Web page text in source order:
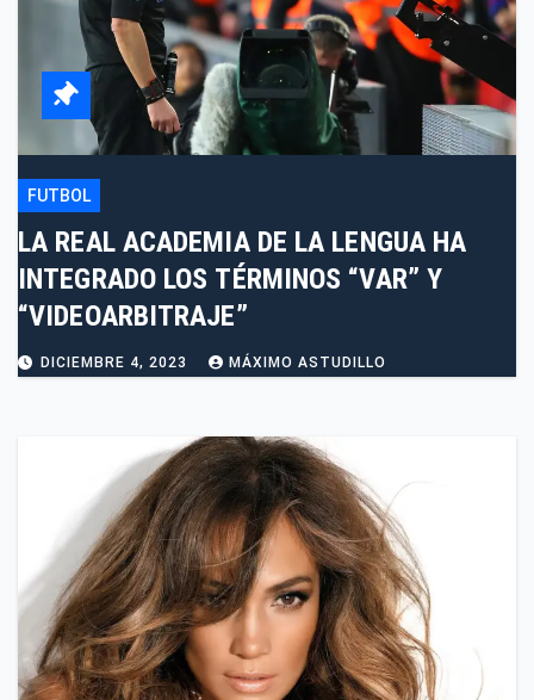
FUTBOL
LA REAL ACADEMIA DE LA LENGUA HA
INTEGRADO LOS TÉRMINOS “VAR” Y
“VIDEOARBITRAJE”
DICIEMBRE 4, 2023 MÁXIMO ASTUDILLO